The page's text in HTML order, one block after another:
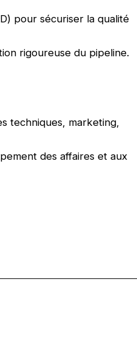
pour sécuriser la qualité
rigoureuse du pipeline.
techniques, marketing,
des affaires et aux